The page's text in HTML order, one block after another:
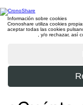
Información sobre cookies
Cronoshare utiliza cookies
aceptar todas las cookies
, y/o rechazar, así